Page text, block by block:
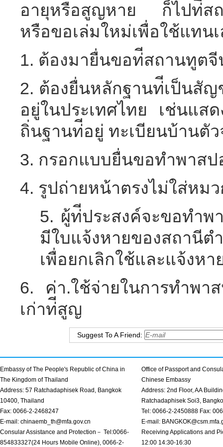
อายุหรือสูญหาย ก็ไปท่ีสถ
หรือขอเล่มใหม่เพื่อใช้แทน
1. ต้องมายื่นขอท่ีสถานทูตจี
2. ต้องยื่นหลักฐานท่ีเป็นสั
อยู่ในประเทศไทย เช่นแส
ถิ่นฐานท่ีอยู่ ทะเบียนบ้านตัว
3. กรอกแบบยื่นขอทำพาส
4. รูปถ่ายหน้าตรงไม่ใส่หม
5. ผู้ท่ีประสงค์จะขอทำ
มีใบแจ้งหายของสถานี
เพื่อยกเลิกใช้และแจ้งหา
6. ค่า.ใช้จ่ายในการทำพา
เก่าท่ีสูญ
Suggest To A Friend:
Embassy of The People's Republic of China in
The Kingdom of Thailand
Address: 57 Ratchadaphisek Road, Bangkok
10400, Thailand
Fax: 0066-2-2468247
E-mail: chinaemb_th@mfa.gov.cn
Consular Assistance and Protection－ Tel:0066-
854833327(24 Hours Mobile Online), 0066-2-
Office of Passport and
Chinese Embassy
Address: 2nd Floor, AA
Ratchadaphisek Soi3,
Tel: 0066-2-2450888 Fax:
E-mail:
Receiving Applications and
12:00 14:30-16:30